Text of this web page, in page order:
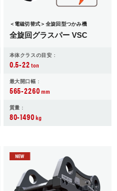
＜電磁切替式＞全旋回型つかみ機
全旋回グラスパー VSC
本体クラスの目安 :
0.5-22ton
最大開口幅 :
565-2260mm
質量 :
80-1490kg